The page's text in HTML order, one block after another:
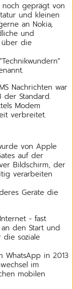
noch geprägt von
und kleinen
an Nokia,
und
über die
Nachrichten war
der Standard.
Modem
verbreitet.
von Apple
auf der
Bildschirm, der
verarbeiten
Geräte die
- fast
den Start und
soziale
WhatsApp in 2013
im
mobilen